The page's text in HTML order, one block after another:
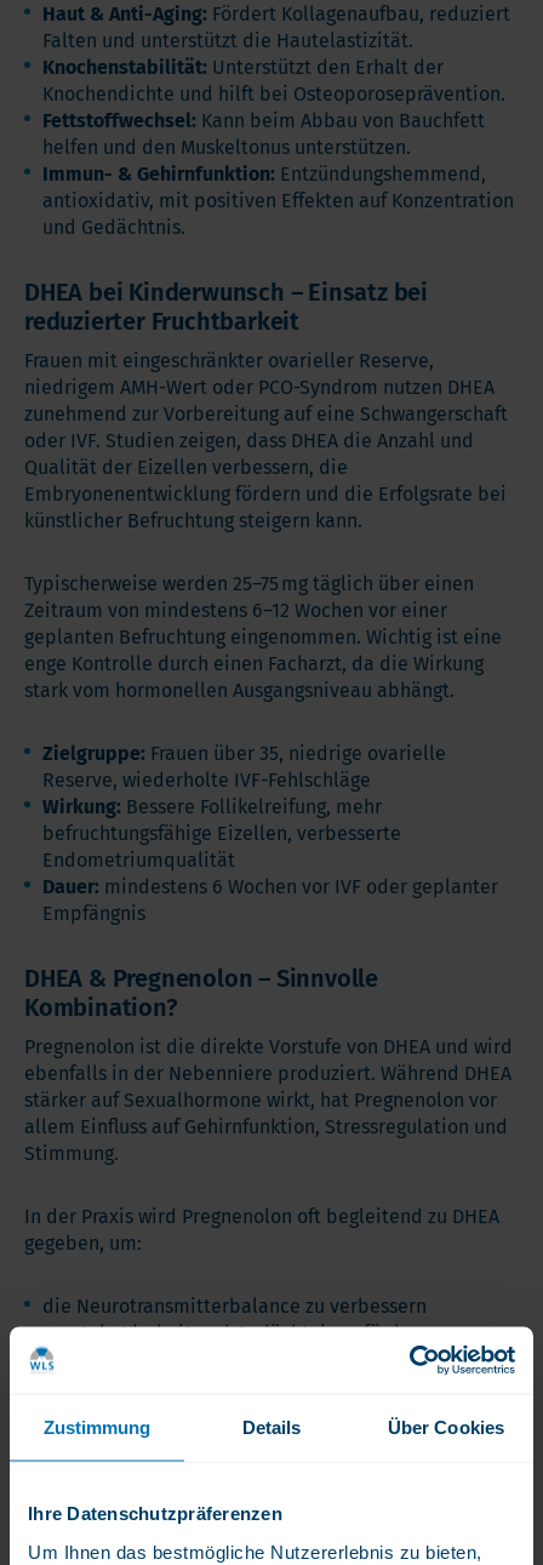
Zustimmung Details Über Cookies
Ihre Datenschutzpräferenzen
Um Ihnen das bestmögliche Nutzererlebnis zu bieten,
Haut & Anti-Aging: Fördert Kollagenaufbau, reduziert
Falten und unterstützt die Hautelastizität.
Knochenstabilität: Unterstützt den Erhalt der
Knochendichte und hilft bei Osteoporoseprävention.
Fettstoffwechsel: Kann beim Abbau von Bauchfett
helfen und den Muskeltonus unterstützen.
Immun- & Gehirnfunktion: Entzündungshemmend,
antioxidativ, mit positiven Effekten auf Konzentration
und Gedächtnis.
DHEA bei Kinderwunsch – Einsatz bei
reduzierter Fruchtbarkeit
Frauen mit eingeschränkter ovarieller Reserve,
niedrigem AMH-Wert oder PCO-Syndrom nutzen DHEA
zunehmend zur Vorbereitung auf eine Schwangerschaft
oder IVF. Studien zeigen, dass DHEA die Anzahl und
Qualität der Eizellen verbessern, die
Embryonenentwicklung fördern und die Erfolgsrate bei
künstlicher Befruchtung steigern kann.
Typischerweise werden 25–75 mg täglich über einen
Zeitraum von mindestens 6–12 Wochen vor einer
geplanten Befruchtung eingenommen. Wichtig ist eine
enge Kontrolle durch einen Facharzt, da die Wirkung
stark vom hormonellen Ausgangsniveau abhängt.
Zielgruppe: Frauen über 35, niedrige ovarielle
Reserve, wiederholte IVF-Fehlschläge
Wirkung: Bessere Follikelreifung, mehr
befruchtungsfähige Eizellen, verbesserte
Endometriumqualität
Dauer: mindestens 6 Wochen vor IVF oder geplanter
Empfängnis
DHEA & Pregnenolon – Sinnvolle
Kombination?
Pregnenolon ist die direkte Vorstufe von DHEA und wird
ebenfalls in der Nebenniere produziert. Während DHEA
stärker auf Sexualhormone wirkt, hat Pregnenolon vor
allem Einfluss auf Gehirnfunktion, Stressregulation und
Stimmung.
In der Praxis wird Pregnenolon oft begleitend zu DHEA
gegeben, um:
die Neurotransmitterbalance zu verbessern
mentale Klarheit und Gedächtnis zu fördern
eine umfassendere hormonelle Unterstützung zu
sollte stets hormonell abgeklärt und individuell
eingestellt werden.